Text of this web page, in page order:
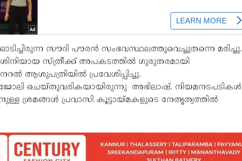
സൗദി പൗരൻ സംഭവസ്ഥലത്തുവെച്ചുതന്നെ മരിച്ചു.
സ്ത്രീക്ക് അപകടത്തിൽ ഗുരുതരമായി
ആശുപത്രിയിൽ പ്രവേശിപ്പിച്ചു.
ചെയ്തുവരികയായിരുന്നു അഭിലാഷ്. നിയമനടപടികൾ
ശ്രമങ്ങൾ പ്രവാസി കൂട്ടായ്മകളുടെ നേതൃത്വത്തിൽ